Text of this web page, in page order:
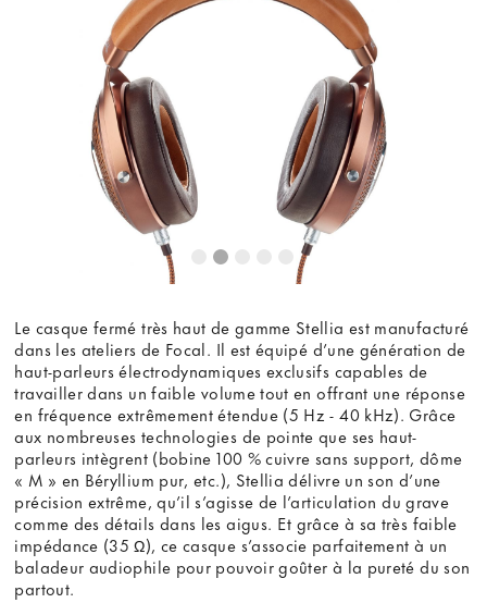
Ce contenu est hébergé par un tiers. En affichant le
contenu externe, vous acceptez les
termes et conditions
Voir la vidéo Ne plus demander
Le casque fermé très haut de gamme Stellia est manufacturé
dans les ateliers de Focal. Il est équipé d’une génération de
haut-parleurs électrodynamiques exclusifs capables de
travailler dans un faible volume tout en offrant une réponse
en fréquence extrêmement étendue (5 Hz - 40 kHz). Grâce
aux nombreuses technologies de pointe que ses haut-
parleurs intègrent (bobine 100 % cuivre sans support, dôme
« M » en Béryllium pur, etc.), Stellia délivre un son d’une
précision extrême, qu’il s’agisse de l’articulation du grave
comme des détails dans les aigus. Et grâce à sa très faible
impédance (35 Ω), ce casque s’associe parfaitement à un
baladeur audiophile pour pouvoir goûter à la pureté du son
partout.